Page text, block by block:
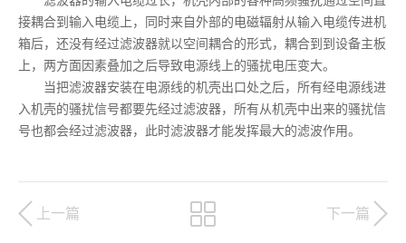
接耦合到输入电缆上，同时来自外部的电磁辐射从输入电缆传进机
箱后，还没有经过滤波器就以空间耦合的形式，耦合到到设备主板
上，两方面因素叠加之后导致电源线上的骚扰电压变大。
当把滤波器安装在电源线的机壳出口处之后，所有经电源线进
入机壳的骚扰信号都要先经过滤波器，所有从机壳中出来的骚扰信
号也都会经过滤波器，此时滤波器才能发挥最大的滤波作用。
上一篇 下一篇